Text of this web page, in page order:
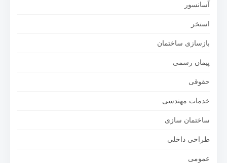
آسانسور
استخر
بازسازی ساختمان
پیمان رسمی
حقوقی
خدمات مهندسی
ساختمان سازی
طراحی داخلی
عمومی